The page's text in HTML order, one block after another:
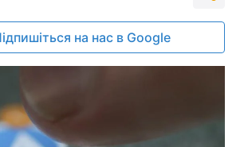
на нас в Google